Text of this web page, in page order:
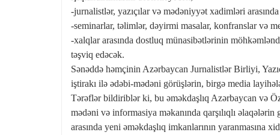
-jurnalistlər, yazıçılar və mədəniyyət xadimləri
-seminarlar, təlimlər, dəyirmi masalar, konfranslar və
-xalqlar arasında dostluq münasibətlərinin
təşviq edəcək.
Sənəddə həmçinin Azərbaycan Jurnalistlər Birliyi,
iştirakı ilə ədəbi-mədəni görüşlərin, birgə media
Tərəflər bildiriblər ki, bu əməkdaşlıq Azərbaycan və
mədəni və informasiya məkanında qarşılıqlı
arasında yeni əməkdaşlıq imkanlarının yaranmasına